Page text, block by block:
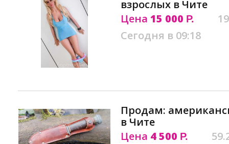
взрослых в Чите
Цена 15 000 Р.
Сегодня в 09:18
Продам:
в Чите
Цена 4 500 Р.